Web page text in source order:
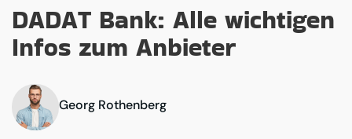
DADAT Bank: Alle wichtigen
Infos zum Anbieter
Georg Rothenberg